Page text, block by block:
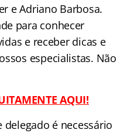
e Adriano Barbosa.
para conhecer
e receber dicas e
especialistas. Não
AQUI!
é necessário